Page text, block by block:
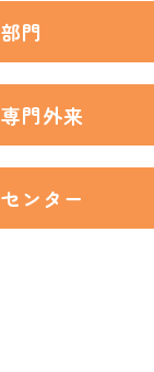
部門
専門外来
センター